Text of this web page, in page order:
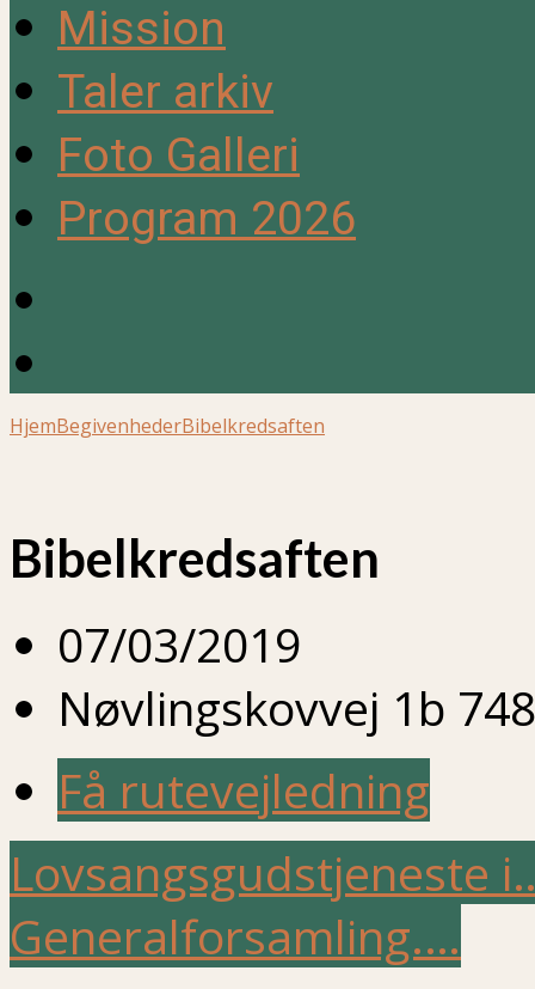
Mission
Taler arkiv
Foto Galleri
Program 2026
HjemBegivenhederBibelkredsaften
Bibelkredsaften
07/03/2019
Nøvlingskovvej 1b
Få rutevejledning
Lovsangsgudstjeneste
Generalforsamling.…